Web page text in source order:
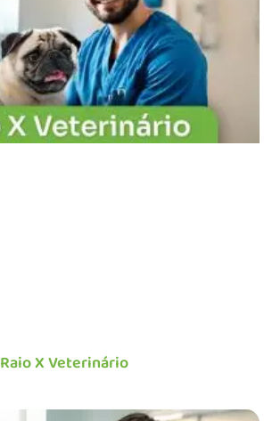
Raio X Veterinário